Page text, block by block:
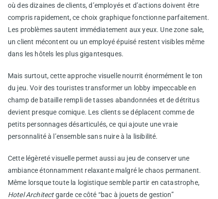
où des dizaines de clients, d’employés et d’actions doivent être
compris rapidement, ce choix graphique fonctionne parfaitement.
Les problèmes sautent immédiatement aux yeux. Une zone sale,
un client mécontent ou un employé épuisé restent visibles même
dans les hôtels les plus gigantesques.
Mais surtout, cette approche visuelle nourrit énormément le ton
du jeu. Voir des touristes transformer un lobby impeccable en
champ de bataille rempli de tasses abandonnées et de détritus
devient presque comique. Les clients se déplacent comme de
petits personnages désarticulés, ce qui ajoute une vraie
personnalité à l’ensemble sans nuire à la lisibilité.
Cette légèreté visuelle permet aussi au jeu de conserver une
ambiance étonnamment relaxante malgré le chaos permanent.
Même lorsque toute la logistique semble partir en catastrophe,
Hotel Architectgarde ce côté “bac à jouets de gestion”